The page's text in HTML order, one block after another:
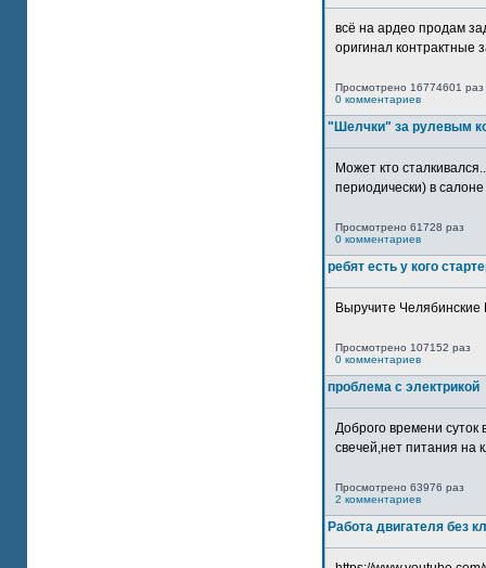
всё на ардео продам
оригинал контрактные
Просмотрено 16774601 раз
0 комментариев
"Шелчки" за рулевым
Может кто
периодически) в
Просмотрено 61728 раз
0 комментариев
ребят есть у кого
Выручите
Просмотрено 107152 раз
0 комментариев
проблема с электрикой
Доброго времени суток
свечей,нет питания на
Просмотрено 63976 раз
2 комментариев
Работа двигателя без